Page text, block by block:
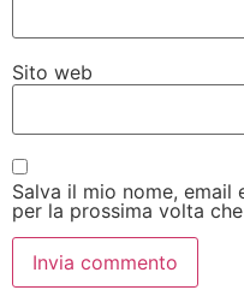
Sito web
Salva il mio nome,
per la prossima volta